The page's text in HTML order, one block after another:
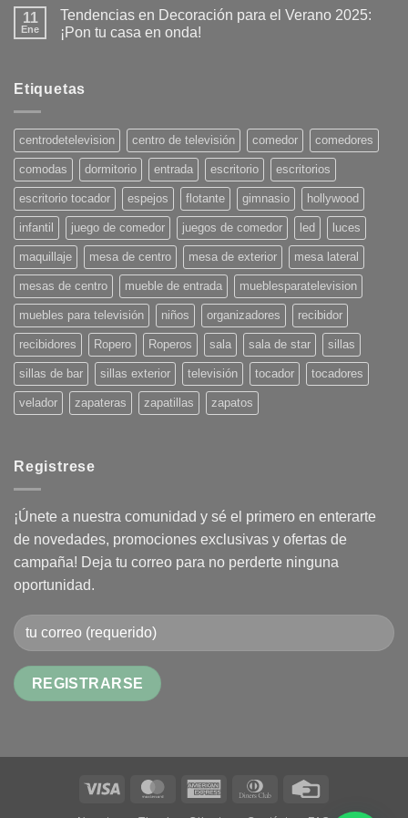
11
Ene
Tendencias en Decoración para el Verano 2025:
¡Pon tu casa en onda!
en
para
el
Verano
2025:
¡Pon
tu
casa
en
onda!
Etiquetas
centrodetelevision centro de televisión comedor comedores
comodas dormitorio entrada escritorio escritorios
escritorio tocador espejos flotante gimnasio hollywood
infantil juego de comedor juegos de comedor led luces
maquillaje mesa de centro mesa de exterior mesa lateral
mesas de centro mueble de entrada mueblesparatelevision
muebles para televisión niños organizadores recibidor
recibidores Ropero Roperos sala sala de star sillas
sillas de bar sillas exterior televisión tocador tocadores
velador zapateras zapatillas zapatos
Registrese
¡Únete a nuestra comunidad y sé el primero en enterarte
de novedades, promociones exclusivas y ofertas de
campaña! Deja tu correo para no perderte ninguna
oportunidad.
Visa MasterCardAmerican
Dinners
Card